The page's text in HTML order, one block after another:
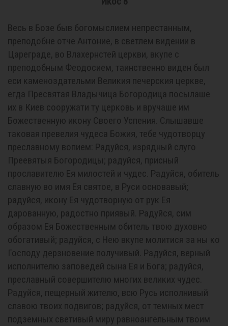
Весь в Бозе быв богомыслием непрестанным,
преподобне отче Антоние, в светлем видении в
Цареграде, во Влахернстей церкви, вкупе с
преподобным Феодосием, таинственно виден был
еси каменоздательми Великия печерския церкве,
егда Пресвятая Владычица Богородица посылаше
их в Киев сооружати ту церковь и вручаше им
Божественную икону Своего Успения. Слышавше
таковая превелия чудеса Божия, тебе чудотворцу
преславному вопием: Радуйся, изрядный слуго
Преевятыя Богородицы; радуйся, присный
прославителю Ея милостей и чудес. Радуйся, обитель
славную во имя Ея святое, в Руси основавый;
радуйся, икону Ея чудотворную от рук Ея
дарованную, радостно приявый. Радуйся, сим
образом Ея Божественным обитель твою духовно
обогативый; радуйся, с Нею вкупе молитися за ны ко
Господу дерзновение получивый. Радуйся, верный
исполнителю заповедей сына Ея и Бога; радуйся,
преславный совершителю многих великих чудес.
Радуйся, пещерный жителю, всю Русь исполнивый
славою твоих подвигов; радуйся, от темных мест
подземных светивый миру равноангельным твоим